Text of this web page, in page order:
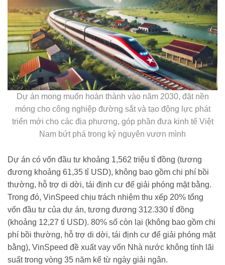
Dự án mong muốn hoàn thành vào năm 2030, đặt nền
móng cho công nghiệp đường sắt và tạo động lực phát
triển mới cho các địa phương, góp phần đưa kinh tế Việt
Nam bứt phá trong kỷ nguyên vươn mình
Dự án có vốn đầu tư khoảng 1,562 triệu tỉ đồng (tương
đương khoảng 61,35 tỉ USD), không bao gồm chi phí bồi
thường, hỗ trợ di dời, tái định cư để giải phóng mặt bằng.
Trong đó, VinSpeed chịu trách nhiệm thu xếp 20% tổng
vốn đầu tư của dự án, tương đương 312.330 tỉ đồng
(khoảng 12,27 tỉ USD). 80% số còn lại (không bao gồm chi
phí bồi thường, hỗ trợ di dời, tái định cư để giải phóng mặt
bằng), VinSpeed đề xuất vay vốn Nhà nước không tính lãi
suất trong vòng 35 năm kể từ ngày giải ngân.